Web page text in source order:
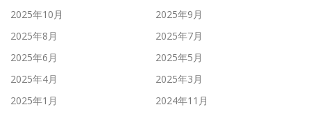
2025年10月
2025年9月
2025年8月
2025年7月
2025年6月
2025年5月
2025年4月
2025年3月
2025年1月
2024年11月